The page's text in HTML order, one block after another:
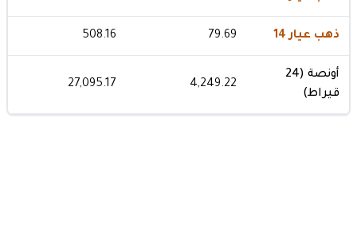
ذهب عيار 14 79.69
508.16
أونصة (24
قيراط)
4,249.22
27,095.17